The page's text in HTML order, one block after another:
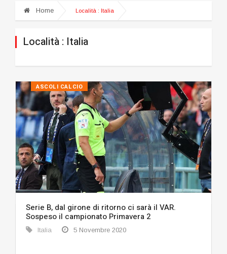
Home Località : Italia
Località : Italia
ASCOLI CALCIO
Serie B, dal girone di ritorno ci sarà il VAR.
Sospeso il campionato Primavera 2
Italia 5 Novembre 2020